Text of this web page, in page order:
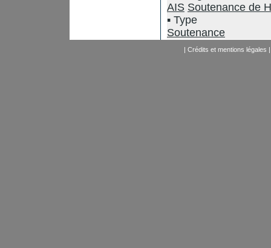
AIS Soutenance de
Type
Soutenance
| Crédits et mentions légales